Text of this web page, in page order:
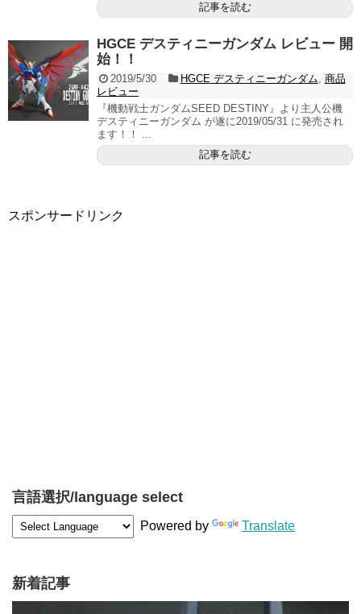
記事を読む
HGCE デスティニーガンダム レビュー 開
始！！
2019/5/30 HGCE デスティニーガンダム, 商品
レビュー
『機動戦士ガンダムSEED DESTINY』より主人公機
デスティニーガンダム が遂に2019/05/31 に発売され
ます！！ ...
記事を読む
スポンサードリンク
言語選択/language select
Powered by Translate
新着記事